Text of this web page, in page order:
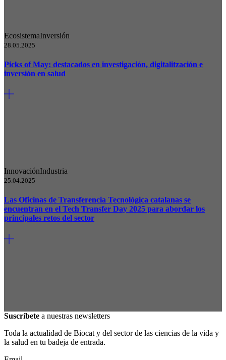
EcosistemaInversión
28.05.2025
Picks of May: destacados en investigación, digitalitzación e
inversión en salud
InnovaciónIndustria
25.04.2025
Las Oficinas de Transferencia Tecnológica catalanas se
encuentran en el Tech Transfer Day 2025 para abordar los
principales retos del sector
Suscríbete a nuestras newsletters
Toda la actualidad de Biocat y del sector de las ciencias de la vida y
la salud en tu badeja de entrada.